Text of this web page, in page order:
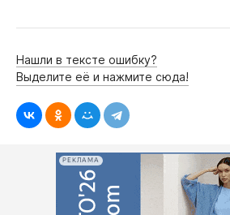
Нашли в тексте ошибку?
Выделите её и нажмите сюда!
РЕКЛАМА